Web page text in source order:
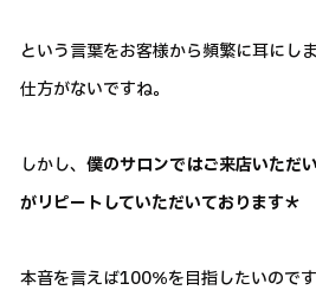
という言葉をお客様から頻繁に耳にし
仕方がないですね。
しかし、 僕のサロンではご来店いただ
がリピートしていただいております＊
本音を言えば100％を目指したいので